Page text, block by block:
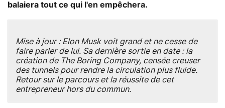
balaiera tout ce qui l'en empêchera.
Mise à jour : Elon Musk voit grand et ne cesse de
faire parler de lui. Sa dernière sortie en date : la
création de The Boring Company, censée creuser
des tunnels pour rendre la circulation plus fluide.
Retour sur le parcours et la réussite de cet
entrepreneur hors du commun.